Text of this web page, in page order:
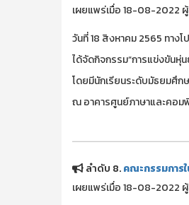
เผยแพร่เมื่อ 18-08-2022 ผู้
วันที่ 18 สิงหาคม 2565 ทาง
ได้จัดกิจกรรม”การแข่งขันหุ่
โดยมีนักเรียนระดับมัธยมศึก
ณ อาคารศูนย์ภาษาและคอม
ลำดับ 8.คณะกรรมกา
เผยแพร่เมื่อ 18-08-2022 ผู้